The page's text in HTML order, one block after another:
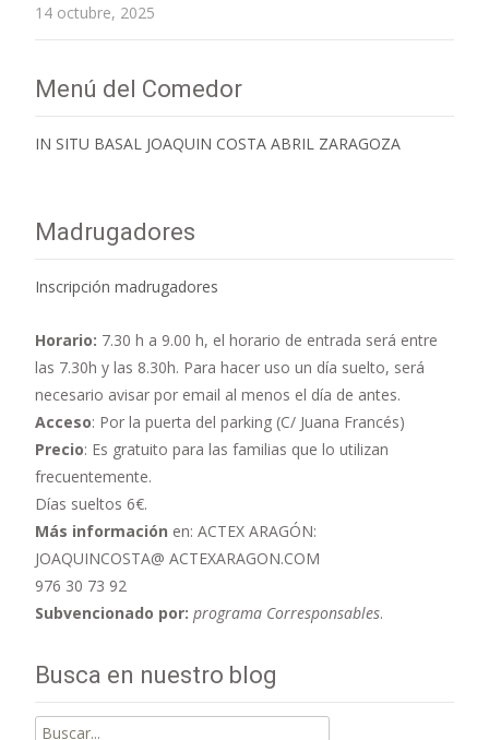
14 octubre, 2025
Menú del Comedor
IN SITU BASAL JOAQUIN COSTA ABRIL ZARAGOZA
Madrugadores
Inscripción madrugadores
Horario: 7.30 h a 9.00 h, el horario de entrada será entre
las 7.30h y las 8.30h. Para hacer uso un día suelto, será
necesario avisar por email al menos el día de antes.
Acceso: Por la puerta del parking (C/ Juana Francés)
Precio: Es gratuito para las familias que lo utilizan
frecuentemente.
Días sueltos 6€.
Más información en: ACTEX ARAGÓN:
JOAQUINCOSTA@ ACTEXARAGON.COM
976 30 73 92
Subvencionado por: programa Corresponsables.
Busca en nuestro blog
Buscar